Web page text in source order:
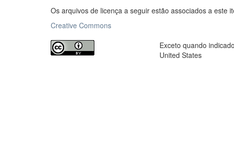
Os arquivos de licença a seguir estão associados a este
Creative Commons
Exceto quando
United States